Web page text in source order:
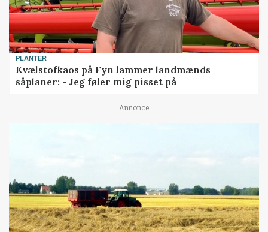
PLANTER
Kvælstofkaos på Fyn lammer landmænds
såplaner: - Jeg føler mig pisset på
Annonce